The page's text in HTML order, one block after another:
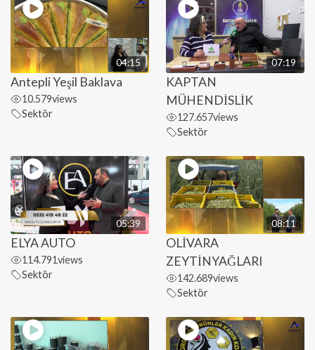
04:15
Antepli Yeşil Baklava
10.579views
Sektör
07:19
KAPTAN
MÜHENDİSLİK
127.657views
Sektör
05:39
ELYA AUTO
114.791views
Sektör
08:11
OLİVARA
ZEYTİNYAĞLARI
142.689views
Sektör